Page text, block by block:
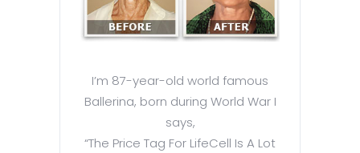
I’m 87-year-old world famous
Ballerina, born during World War I
says,
“The Price Tag For LifeCell Is A Lot